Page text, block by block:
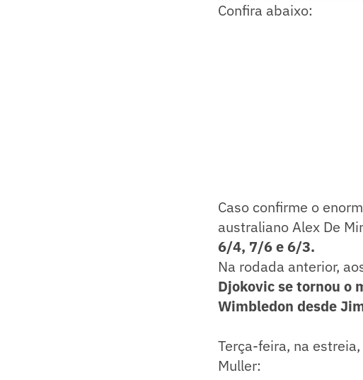
Confira abaixo:
Caso confirme o
australiano Alex De
6/4, 7/6 e 6/3.
Na rodada anterior,
Djokovic se tornou o
Wimbledon desde
Terça-feira, na
Muller: